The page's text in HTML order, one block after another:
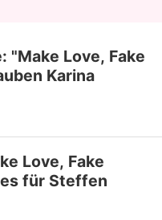
"Make Love, Fake
Karina
Love, Fake
für Steffen